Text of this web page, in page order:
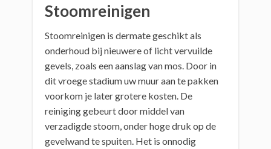
Stoomreinigen
Stoomreinigen is dermate geschikt als
onderhoud bij nieuwere of licht vervuilde
gevels, zoals een aanslag van mos. Door in
dit vroege stadium uw muur aan te pakken
voorkom je later grotere kosten. De
reiniging gebeurt door middel van
verzadigde stoom, onder hoge druk op de
gevelwand te spuiten. Het is onnodig